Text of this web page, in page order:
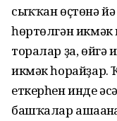
сыҡҡан өҫтөнә
һөртөлгән икмәк
торалар ҙа, өйгә
икмәк һорайҙар.
еткерһен инде
башҡалар